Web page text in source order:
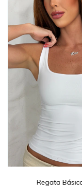
Regata